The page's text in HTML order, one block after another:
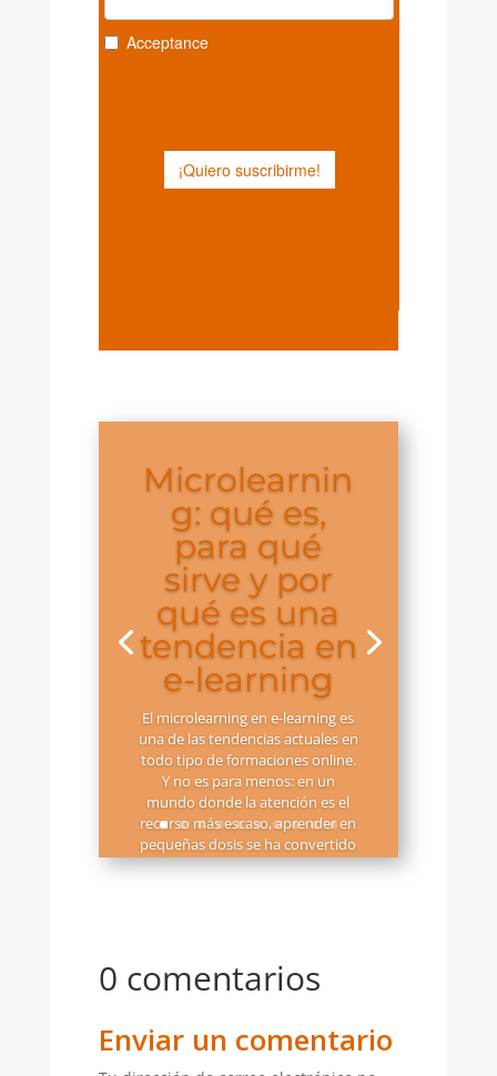
Microlearnin
g: qué es,
para qué
sirve y por
qué es una
tendencia en
e-learning
El microlearning en e-learning es
una de las tendencias actuales en
todo tipo de formaciones online.
Y no es para menos: en un
mundo donde la atención es el
recurso más escaso, aprender en
pequeñas dosis se ha convertido
en una estrategia clave. Pero,
0 comentarios
Enviar un comentario